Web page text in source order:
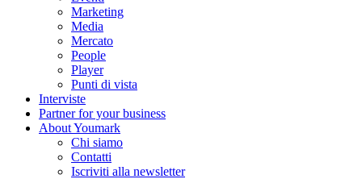
Marketing
Media
Mercato
People
Player
Punti di vista
Interviste
Partner for your business
About Youmark
Chi siamo
Contatti
Iscriviti alla newsletter